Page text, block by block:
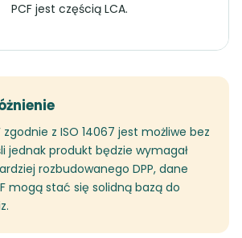
PCF jest częścią LCA.
zgodnie z ISO 14067 jest możliwe bez
jednak produkt będzie wymagał
rozbudowanego DPP, dane
mogą stać się solidną bazą do